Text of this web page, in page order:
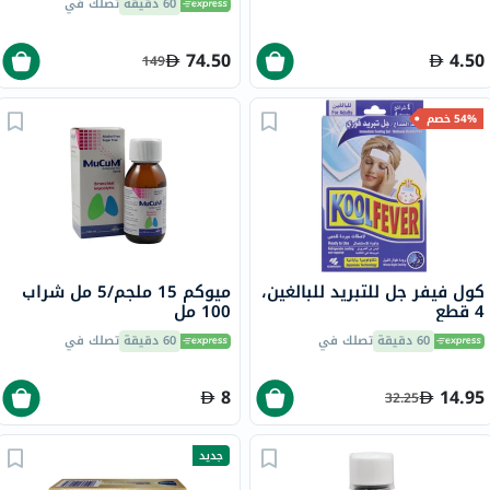
4.50
حماية من أشعة الشمس
74.50
149
54% خصم
كول فيفر جل للتبريد للبالغين،
4 قطع
60 دقيقة تصلك في
14.95
32.25
ميوكم 15 ملجم/5 مل شراب
100 مل
60 دقيقة تصلك في
8
جديد